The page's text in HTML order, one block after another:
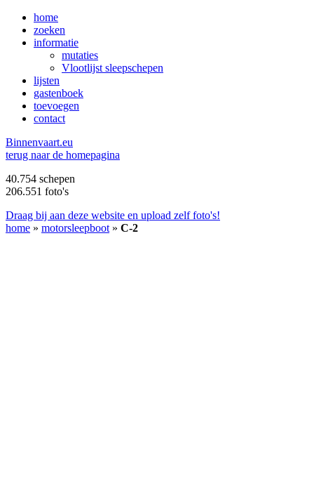
home
zoeken
informatie
mutaties
Vlootlijst sleepschepen
lijsten
gastenboek
toevoegen
contact
Binnenvaart.eu
terug naar de homepagina
40.754 schepen
206.551 foto's
Draag bij aan deze website en upload zelf foto's!
home » motorsleepboot » C-2